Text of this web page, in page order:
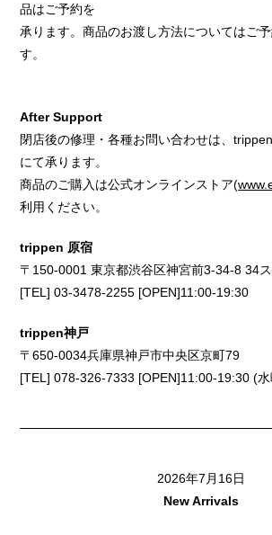
品はご予約を
承ります。商品のお渡し方法についてはご
す。
After Support
閉店後の修理・各種お問い合わせは、
にて承ります。
商品のご購入は公式オンラインストア(
利用ください。
trippen 原宿
〒150-0001 東京都渋谷区神宮前3-34-8 34
[TEL] 03-3478-2255 [OPEN]11:00-19:30
trippen神戸
〒650-0034兵庫県神戸市中央区京町79
[TEL] 078-326-7333 [OPEN]11:00-19:30 (
2026年7月16日
New Arrivals